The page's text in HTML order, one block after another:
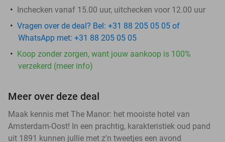
Inchecken vanaf 15.00 uur, uitchecken voor 12.00 uur
Vragen over de deal? Bel: +31 88 205 05 05 of
WhatsApp met: +31 88 205 05 05
Koop zonder zorgen, want jouw aankoop is 100%
verzekerd (meer info)
Meer over deze deal
Maak kennis met The Manor: het mooiste hotel van
Amsterdam-Oost! In een prachtig, karakteristiek oud pand
uit 1891 kunnen jullie met z'n tweetjes een avond